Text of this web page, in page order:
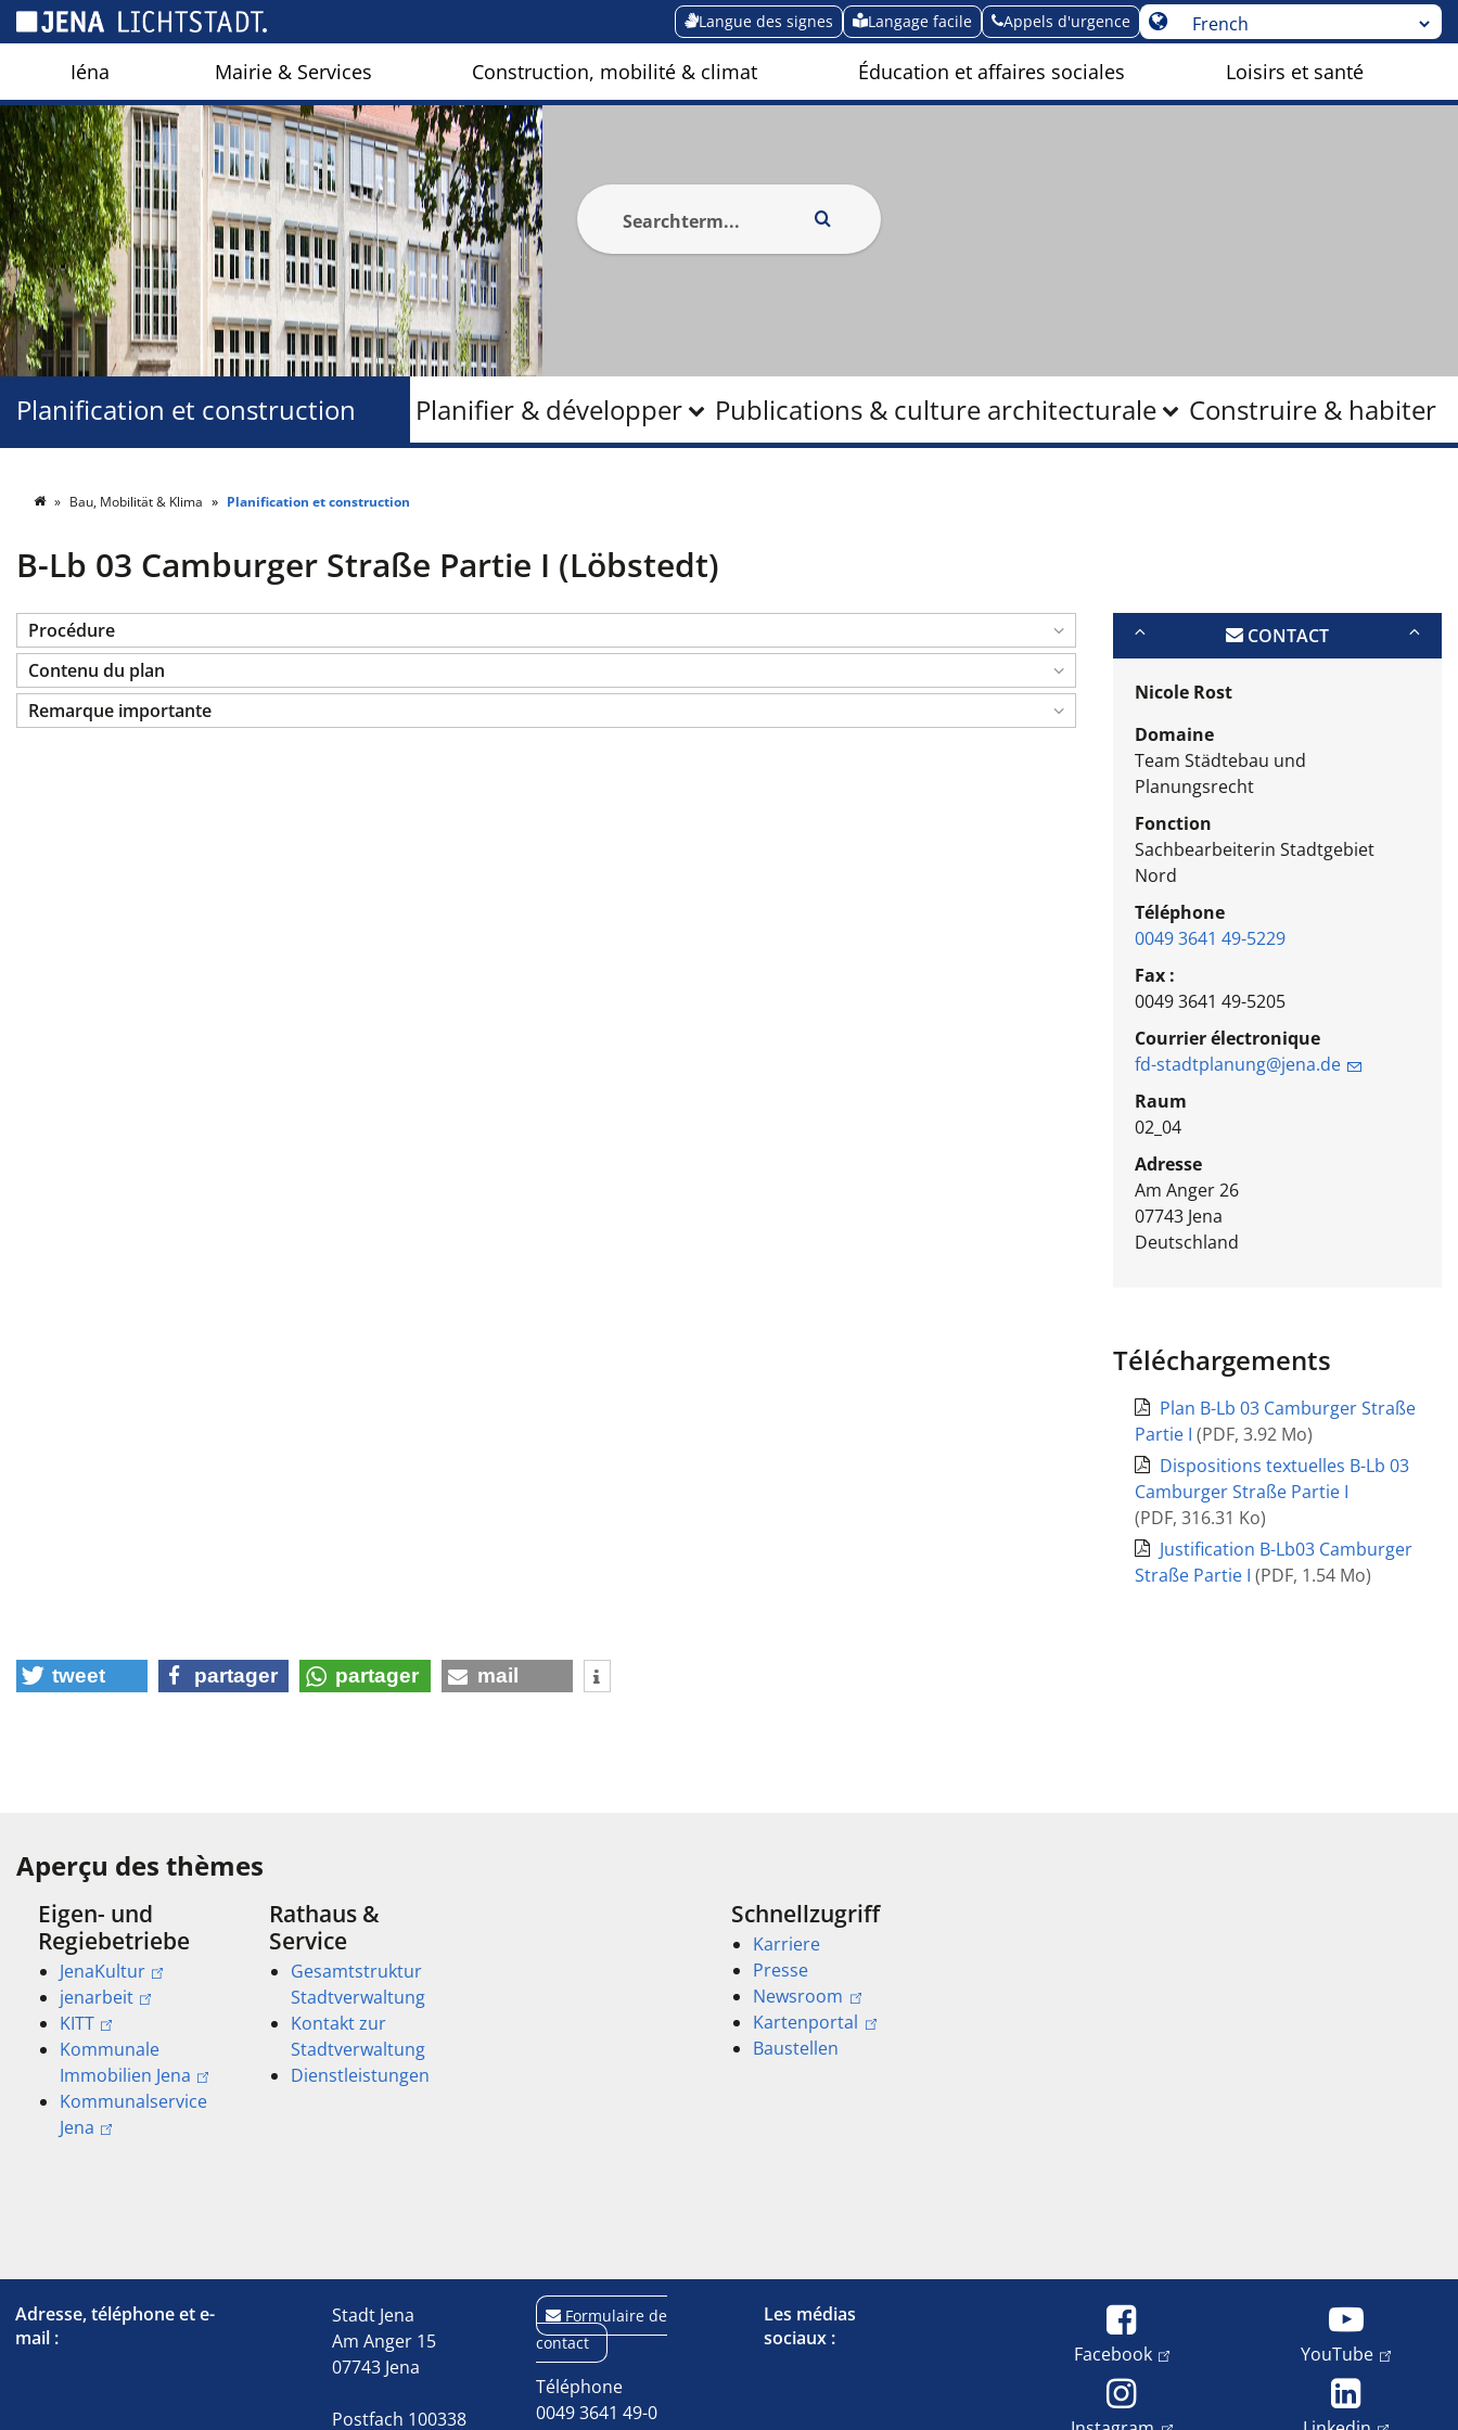
Langue des signes Langage facile Appels d'urgence
Iéna Mairie & Services Construction, mobilité & climat Éducation et affaires sociales Loisirs et santé
Planifier & développer Publications & culture architecturale Construire & habiter
Planification et construction
Bau, Mobilität & Klima Planification et construction
B-Lb 03 Camburger Straße Partie I (Löbstedt)
Procédure
Contenu du plan
Remarque importante
CONTACT
Nicole Rost
Domaine
Team Städtebau und
Planungsrecht
Fonction
Sachbearbeiterin Stadtgebiet
Nord
Téléphone
0049 3641 49-5229
Fax :
0049 3641 49-5205
Courrier électronique
fd-stadtplanung@jena.de
Raum
02_04
Adresse
Am Anger 26
07743 Jena
Deutschland
Téléchargements
Plan B-Lb 03 Camburger Straße
Partie I (PDF, 3.92 Mo)
Dispositions textuelles B-Lb 03
Camburger Straße Partie I
(PDF, 316.31 Ko)
Justification B-Lb03 Camburger
Straße Partie I (PDF, 1.54 Mo)
tweet partager partager mail
Aperçu des thèmes
Eigen- und
Regiebetriebe
JenaKultur
jenarbeit
KITT
Kommunale
Immobilien Jena
Kommunalservice
Jena
Rathaus &
Service
Gesamtstruktur
Stadtverwaltung
Kontakt zur
Stadtverwaltung
Dienstleistungen
Schnellzugriff
Karriere
Presse
Newsroom
Kartenportal
Baustellen
Adresse, téléphone et e-
mail :
Stadt Jena
Am Anger 15
07743 Jena
Postfach 100338
Formulaire de
contact
Téléphone
0049 3641 49-0
Les médias
sociaux :
Facebook YouTube
Panneau de gestion des cookies